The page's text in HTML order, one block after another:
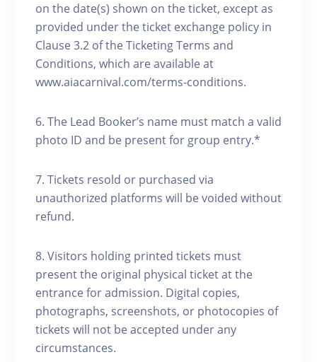
on the date(s) shown on the ticket, except as
provided under the ticket exchange policy in
Clause 3.2 of the Ticketing Terms and
Conditions, which are available at
www.aiacarnival.com/terms-conditions.
6. ⁠The Lead Booker’s name must match a valid
photo ID and be present for group entry.*
7.⁠ ⁠Tickets resold or purchased via
unauthorized platforms will be voided without
refund.
8. Visitors holding printed tickets must
present the original physical ticket at the
entrance for admission. Digital copies,
photographs, screenshots, or photocopies of
tickets will not be accepted under any
circumstances.